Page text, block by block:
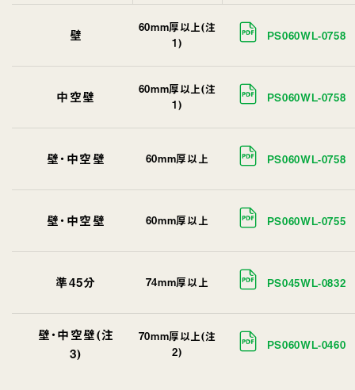
壁
60mm厚以上(注
1)
PS060WL-0758
中空壁
60mm厚以上(注
1)
PS060WL-0758
壁・中空壁 60mm厚以上 PS060WL-0758
壁・中空壁 60mm厚以上 PS060WL-0755
準45分 74mm厚以上 PS045WL-0832
壁・中空壁(注
3)
70mm厚以上(注
2)
PS060WL-0460